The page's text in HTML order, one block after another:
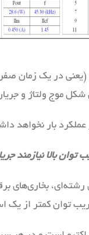
در یک زمان
شکل موج ولتاژ و
عملکرد بار نخواهد
بالا نیازمند
توان کمتر از یک